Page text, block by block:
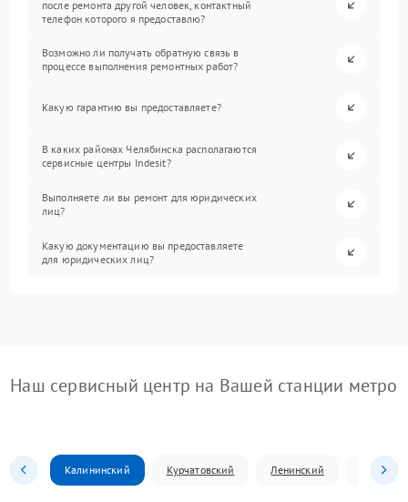
после ремонта другой человек, контактный
телефон которого я предоставлю?
Возможно ли получать обратную связь в
процессе выполнения ремонтных работ?
Какую гарантию вы предоставляете?
В каких районах Челябинска располагаются
сервисные центры Indesit?
Выполняете ли вы ремонт для юридических
лиц?
Какую документацию вы предоставляете
для юридических лиц?
Наш сервисный центр на Вашей станции метро
Калининский Курчатовский Ленинский